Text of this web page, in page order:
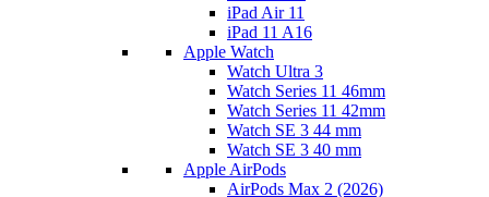
iPad Air 11
iPad 11 A16
Apple Watch
Watch Ultra 3
Watch Series 11 46mm
Watch Series 11 42mm
Watch SE 3 44 mm
Watch SE 3 40 mm
Apple AirPods
AirPods Max 2 (2026)